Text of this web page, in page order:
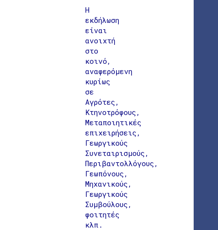
Η
εκδήλωση
είναι
ανοιχτή
στο
κοινό,
αναφερόμενη
κυρίως
σε
Αγρότες,
Κτηνοτρόφους,
Μεταποιητικές
επιχειρήσεις,
Γεωργικούς
Συνεταιρισμούς,
Περιβαντολλόγους,
Γεωπόνους,
Μηχανικούς,
Γεωργικούς
Συμβούλους,
φοιτητές
κλπ.